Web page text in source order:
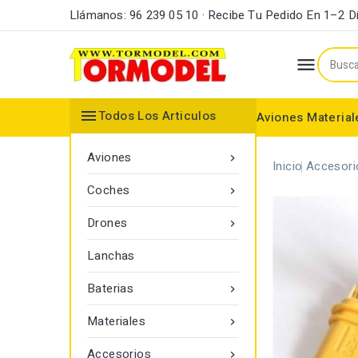
Llámanos: 96 239 05 10 · Recibe Tu Pedido En 1–2

Aviones
Todos Los Articulos

Aviones

Coches

Drones
Lanchas

Baterias

Materiales

Accesorios
Inicio